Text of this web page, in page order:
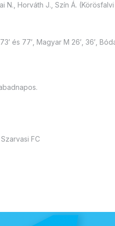
N., Horváth J., Szín Á.
és 77′, Magyar M 26′, 36′,
FC